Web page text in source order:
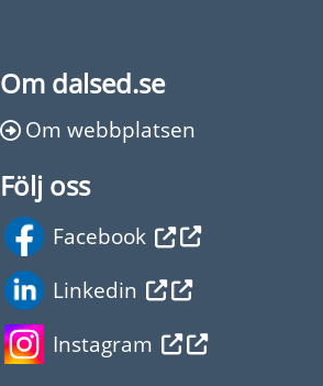
Om dalsed.se
Om webbplatsen
Följ oss
Facebook
Linkedin
Instagram